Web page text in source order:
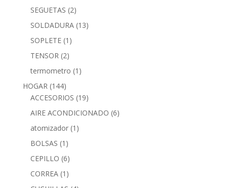
SEGUETAS (2)
SOLDADURA (13)
SOPLETE (1)
TENSOR (2)
termometro (1)
HOGAR (144)
ACCESORIOS (19)
AIRE ACONDICIONADO (6)
atomizador (1)
BOLSAS (1)
CEPILLO (6)
CORREA (1)